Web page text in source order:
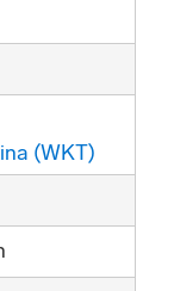
(WKT)